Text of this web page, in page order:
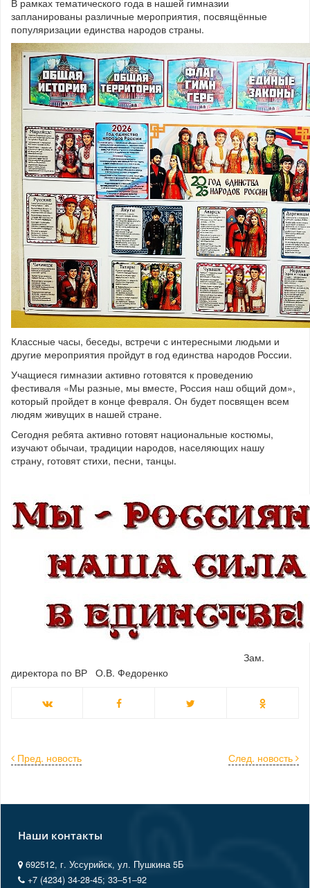
В рамках тематического года в нашей гимназии
запланированы различные мероприятия, посвящённые
популяризации единства народов страны.
Классные часы, беседы, встречи с интересными людьми и
другие мероприятия пройдут в год единства народов России.
Учащиеся гимназии активно готовятся к проведению
фестиваля «Мы разные, мы вместе, Россия наш общий дом»,
который пройдет в конце февраля. Он будет посвящен всем
людям живущих в нашей стране.
Сегодня ребята активно готовят национальные костюмы,
изучают обычаи, традиции народов, населяющих нашу
страну, готовят стихи, песни, танцы.
Зам.
директора по ВР О.В. Федоренко
След. новость
Пред. новость
Наши контакты
692512, г. Уссурийск, ул. Пушкина 5Б
+7 (4234) 34-28-45; 33‒51‒92